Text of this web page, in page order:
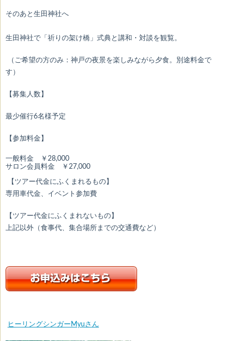
そのあと生田神社へ
生田神社で「祈りの架け橋」式典と講和・対談を観覧。
（ご希望の方のみ：神戸の夜景を楽しみながら夕食。別途料金で
す）
【募集人数】
最少催行6名様予定
【参加料金】
一般料金 ￥28,000
サロン会員料金 ￥27,000
【ツアー代金にふくまれるもの】
専用車代金、イベント参加費
【ツアー代金にふくまれないもの】
上記以外（食事代、集合場所までの交通費など）
ヒーリングシンガーMyuさん